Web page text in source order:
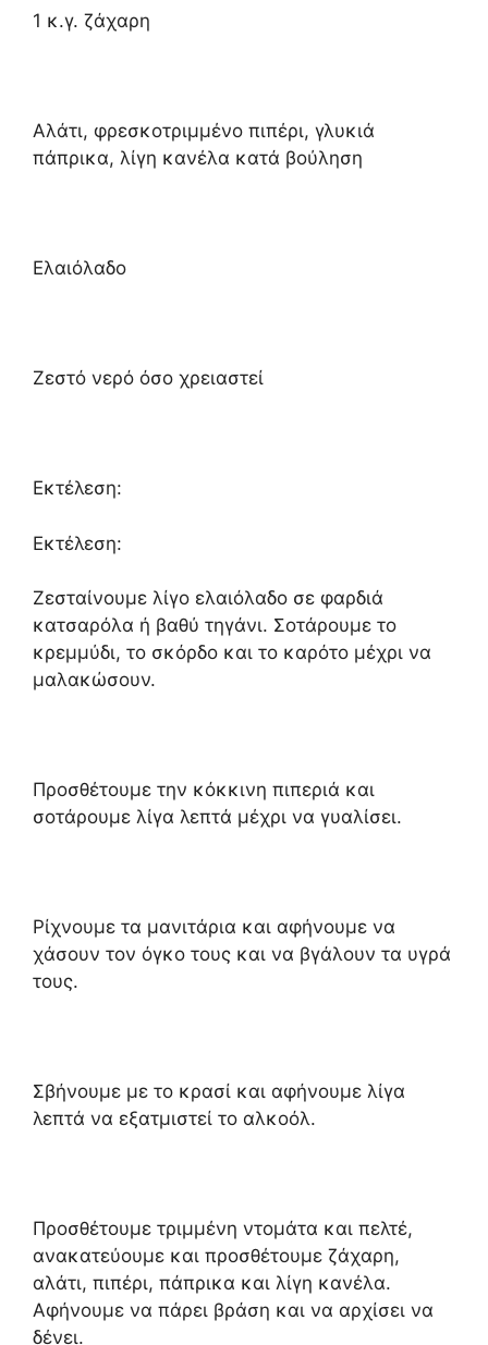
1 κ.γ. ζάχαρη
Αλάτι, φρεσκοτριμμένο πιπέρι, γλυκιά
πάπρικα, λίγη κανέλα κατά βούληση
Ελαιόλαδο
Ζεστό νερό όσο χρειαστεί
Εκτέλεση:
Εκτέλεση:
Ζεσταίνουμε λίγο ελαιόλαδο σε φαρδιά
κατσαρόλα ή βαθύ τηγάνι. Σοτάρουμε το
κρεμμύδι, το σκόρδο και το καρότο μέχρι να
μαλακώσουν.
Προσθέτουμε την κόκκινη πιπεριά και
σοτάρουμε λίγα λεπτά μέχρι να γυαλίσει.
Ρίχνουμε τα μανιτάρια και αφήνουμε να
χάσουν τον όγκο τους και να βγάλουν τα υγρά
τους.
Σβήνουμε με το κρασί και αφήνουμε λίγα
λεπτά να εξατμιστεί το αλκοόλ.
Προσθέτουμε τριμμένη ντομάτα και πελτέ,
ανακατεύουμε και προσθέτουμε ζάχαρη,
αλάτι, πιπέρι, πάπρικα και λίγη κανέλα.
Αφήνουμε να πάρει βράση και να αρχίσει να
δένει.